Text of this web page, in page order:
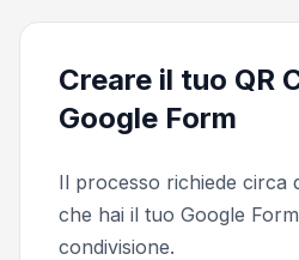
Creare il tuo QR
Google Form
Il processo richiede circa
che hai il tuo Google
condivisione.